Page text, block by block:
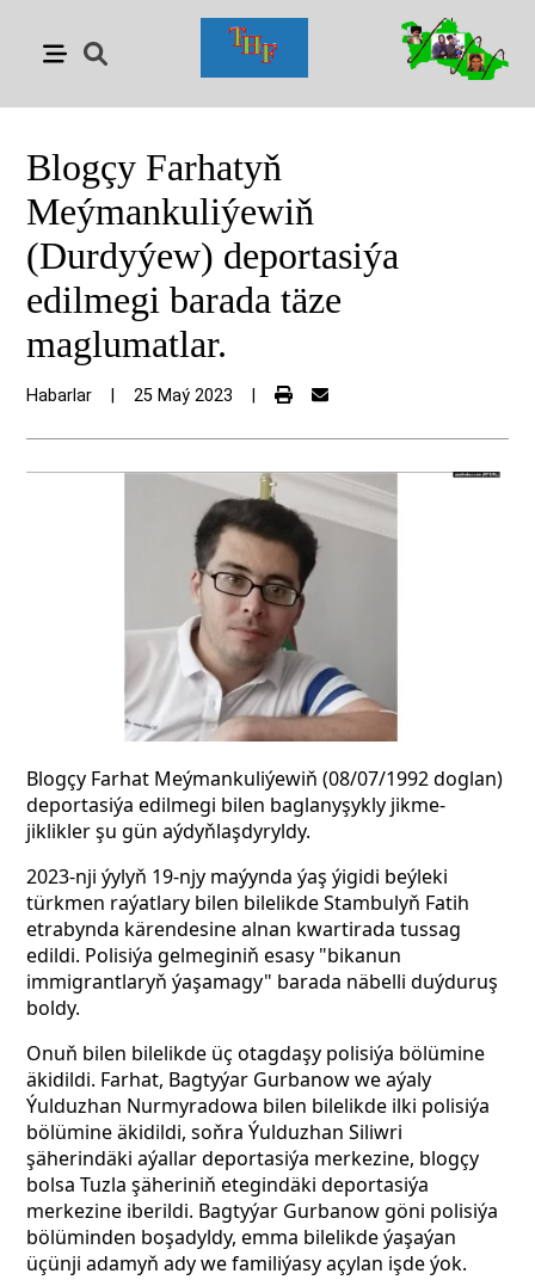
Blogçy Farhatyň
Meýmankuliýewiň
(Durdyýew) deportasiýa
edilmegi barada täze
maglumatlar.
Habarlar 25 Maý 2023
Blogçy Farhat Meýmankuliýewiň (08/07/1992 doglan)
deportasiýa edilmegi bilen baglanyşykly jikme-
jiklikler şu gün aýdyňlaşdyryldy.
2023-nji ýylyň 19-njy maýynda ýaş ýigidi beýleki
türkmen raýatlary bilen bilelikde Stambulyň Fatih
etrabynda kärendesine alnan kwartirada tussag
edildi. Polisiýa gelmeginiň esasy "bikanun
immigrantlaryň ýaşamagy" barada näbelli duýduruş
boldy.
Onuň bilen bilelikde üç otagdaşy polisiýa bölümine
äkidildi. Farhat, Bagtyýar Gurbanow we aýaly
Ýulduzhan Nurmyradowa bilen bilelikde ilki polisiýa
bölümine äkidildi, soňra Ýulduzhan Siliwri
şäherindäki aýallar deportasiýa merkezine, blogçy
bolsa Tuzla şäheriniň etegindäki deportasiýa
merkezine iberildi. Bagtyýar Gurbanow göni polisiýa
bölüminden boşadyldy, emma bilelikde ýaşaýan
üçünji adamyň ady we familiýasy açylan işde ýok.